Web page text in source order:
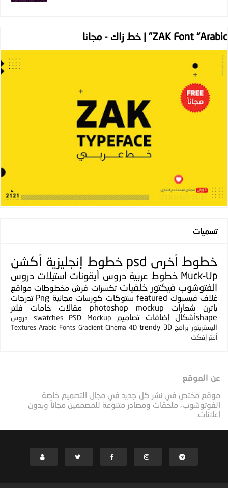
ZAK Font "Arabic" | خط زاك - مجانا
تسميات
خطوط أخرى psd خطوط إنجليزية أكشن
Muck-Up خطوط عربية دروس أيقونات استيلات دروس
الفتوشوب فيكتور خلفيات تكسرات فرش مخطوطات مواقع
غلاف فيسبوك featured ستوكات كورسات مجانية Png تدرجات
باترن
شعارات photoshop mockup مقالات خامات
فلتر
shapeأشكال
إضافات تصاميم PSD Mockup
swatches
دروس
اليستريتور برامج 3D
trendy
Cinema 4D
Gradient
Arabic Fonts
Textures
أفتر إفكت
عن الموقع
موقع مختص في نشر كل جديد في مجال التصميم خاصة
الفوتوشوب، ملحقات ومصادر متنوعة للمصممين مجاناً وبدون
إعلانات.